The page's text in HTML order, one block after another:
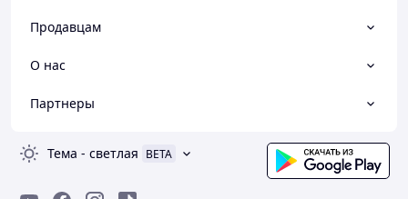
Продавцам
О нас
Партнеры
Тема - светлая BETA